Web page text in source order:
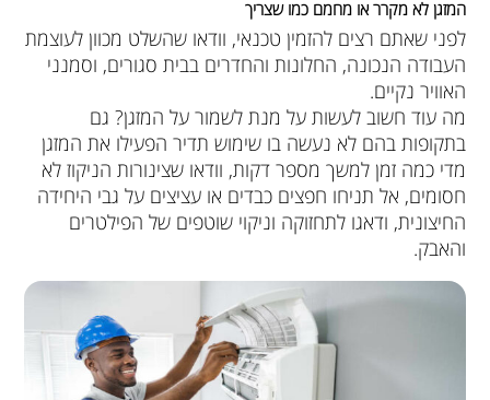
המזגן לא מקרר או מחמם כמו שצריך
לפני שאתם רצים להזמין טכנאי, וודאו שהשלט מכוון לעוצמת
העבודה הנכונה, החלונות והחדרים בבית סגורים, וסמנני
האוויר נקיים.
מה עוד חשוב לעשות על מנת לשמור על המזגן? גם
בתקופות בהם לא נעשה בו שימוש תדיר הפעילו את המזגן
מדי כמה זמן למשך מספר דקות, וודאו שצינורות הניקוז לא
חסומים, אל תניחו חפצים כבדים או עציצים על גבי היחידה
החיצונית, ודאגו לתחזוקה וניקוי שוטפים של הפילטרים
והאבק.